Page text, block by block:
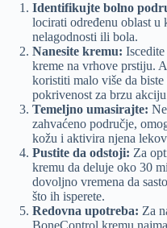
Identifikujte bolno
locirati određenu oblast u
nelagodnosti ili bola.
Nanesite kremu:
kreme na vrhove prstiju.
koristiti malo više da
pokrivenost za brzu
Temeljno umasirajte:
zahvaćeno područje,
kožu i aktivira njena
Pustite da odstoji: Za
kremu da deluje oko 30
dovoljno vremena da
što ih isperete.
Redovna upotreba: Za